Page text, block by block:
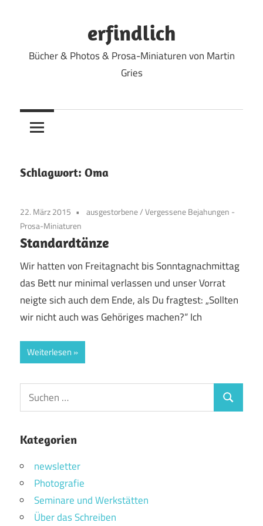
erfindlich
Bücher & Photos & Prosa-Miniaturen von Martin
Gries
Schlagwort: Oma
22. März 2015 ausgestorbene/Vergessene Bejahungen -
Prosa-Miniaturen
Standardtänze
Wir hatten von Freitagnacht bis Sonntagnachmittag
das Bett nur minimal verlassen und unser Vorrat
neigte sich auch dem Ende, als Du fragtest: „Sollten
wir nicht auch was Gehöriges machen?“ Ich
Weiterlesen
Suchen
nach:
Suchen
Kategorien
newsletter
Photografie
Seminare und Werkstätten
Über das Schreiben